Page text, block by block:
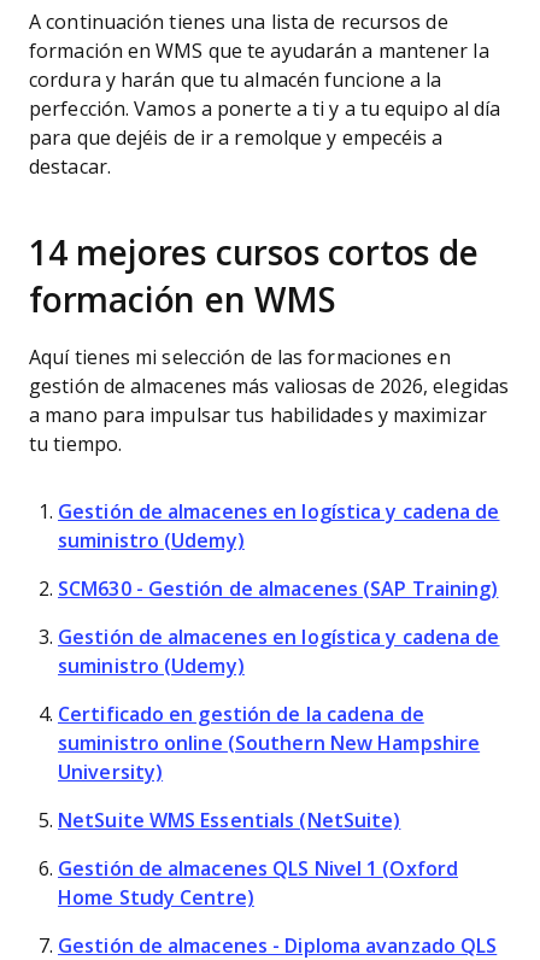
A continuación tienes una lista de recursos de
formación en WMS que te ayudarán a mantener la
cordura y harán que tu almacén funcione a la
perfección. Vamos a ponerte a ti y a tu equipo al día
para que dejéis de ir a remolque y empecéis a
destacar.
14 mejores cursos cortos de
formación en WMS
Aquí tienes mi selección de las formaciones en
gestión de almacenes más valiosas de 2026, elegidas
a mano para impulsar tus habilidades y maximizar
tu tiempo.
Gestión de almacenes en logística y cadena de
suministro (Udemy)
SCM630 - Gestión de almacenes (SAP Training)
Gestión de almacenes en logística y cadena de
suministro (Udemy)
Certificado en gestión de la cadena de
suministro online (Southern New Hampshire
University)
NetSuite WMS Essentials (NetSuite)
Gestión de almacenes QLS Nivel 1 (Oxford
Home Study Centre)
Gestión de almacenes - Diploma avanzado QLS